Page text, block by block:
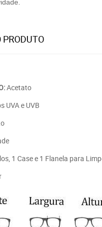
Acetato
UVA e UVB
1 Case e 1 Flanela para